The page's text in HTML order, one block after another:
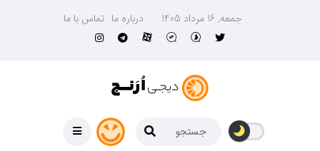
جمعه, 16 مرداد 1405 درباره ما تماس با ما